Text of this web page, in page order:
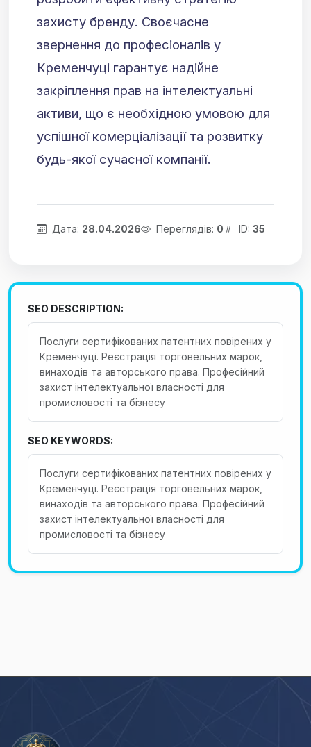
захисту бренду. Своєчасне
звернення до професіоналів у
Кременчуці гарантує надійне
закріплення прав на інтелектуальні
активи, що є необхідною умовою для
успішної комерціалізації та розвитку
будь-якої сучасної компанії.
Дата: 28.04.2026 Переглядів: 0 ID: 35
SEO DESCRIPTION:
Послуги сертифікованих патентних повірених у
Кременчуці. Реєстрація торговельних марок,
винаходів та авторського права. Професійний
захист інтелектуальної власності для
промисловості та бізнесу
SEO KEYWORDS:
Послуги сертифікованих патентних повірених у
Кременчуці. Реєстрація торговельних марок,
винаходів та авторського права. Професійний
захист інтелектуальної власності для
промисловості та бізнесу